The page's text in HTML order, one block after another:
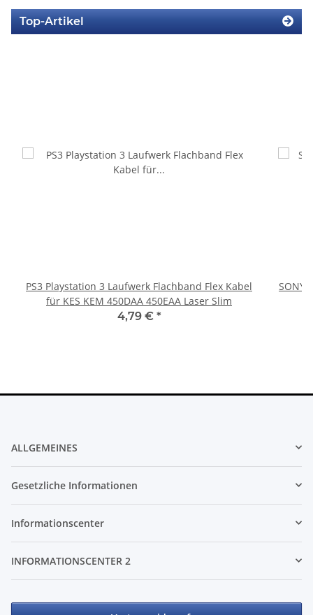
Top-Artikel
PS3 Playstation 3 Laufwerk Flachband Flex Kabel
für KES KEM 450DAA 450EAA Laser Slim
4,79 € *
SONY
ALLGEMEINES
Gesetzliche Informationen
Informationscenter
INFORMATIONSCENTER 2